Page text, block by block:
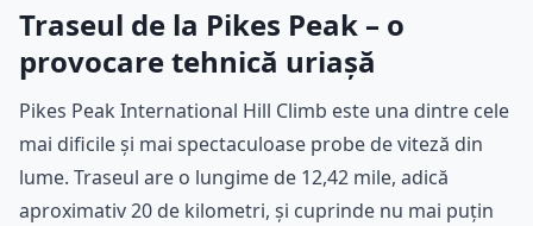
Traseul de la Pikes Peak – o
provocare tehnică uriașă
Pikes Peak International Hill Climb este una dintre cele
mai dificile și mai spectaculoase probe de viteză din
lume. Traseul are o lungime de 12,42 mile, adică
aproximativ 20 de kilometri, și cuprinde nu mai puțin